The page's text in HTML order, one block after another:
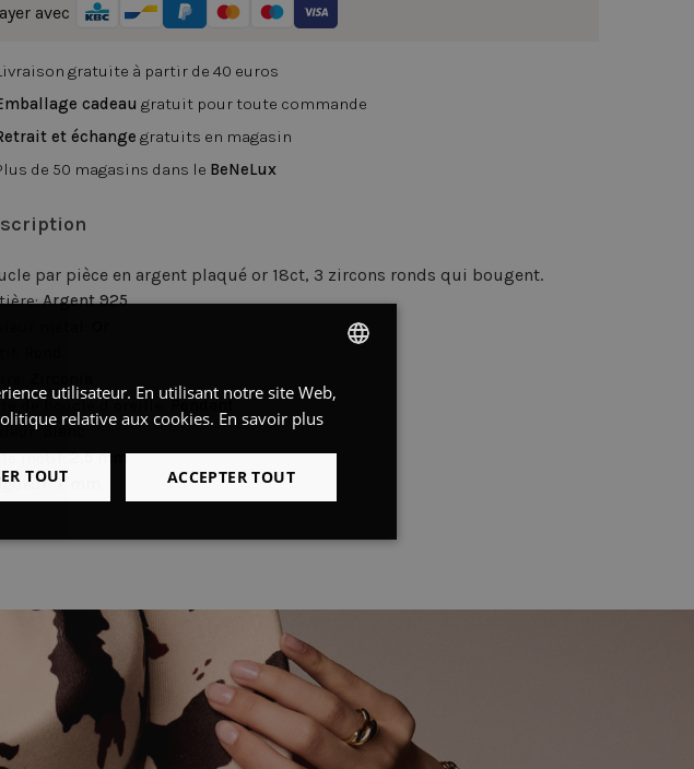
avec
gratuite à partir de 40 euros
cadeau gratuit pour toute commande
et échange gratuits en magasin
de 50 magasins dans le BeNeLux
par pièce en argent plaqué or 18ct, 3 zircons ronds qui bougent.
Argent 925
de boucle d oreille:Pendant
Blanc
motif:2,5 mm
7 mm
DUTCH
FRENCH
utilisateur. En utilisant notre site Web,
relative aux cookies. En savoir plus
ACCEPTER TOUT
TOUT
Fonctionnalité Non classifiés
Fonctionnalité Non classifiés
site Web telles que la connexion des utilisateurs et